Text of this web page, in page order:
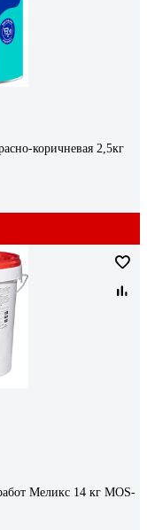
коричневая 2,5кг
Меликс 14 кг MOS-